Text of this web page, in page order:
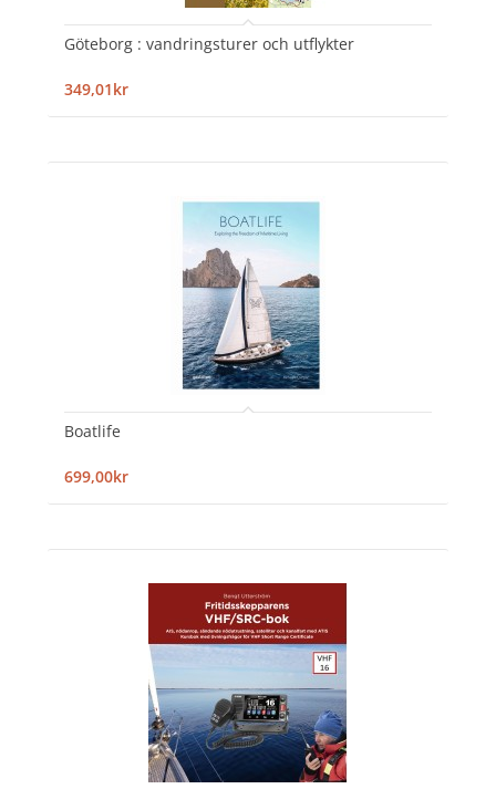
Göteborg : vandringsturer och utflykter
349,01kr
Boatlife
699,00kr